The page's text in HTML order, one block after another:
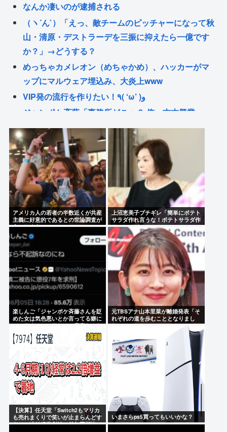
なんか凄いのが逮捕される
（ヽ´ん`）「えっ、敵チームのピッチャーになって秋
山・清原・デストラーデを三振に抑えたら一億です
か？」→どうする？
めっちゃカメレオン（めちゃかめ）、ハッカーがマ
ップにマルウェア埋込み、大炎上www
VIP発の流行を作りたい！٩( ‘ω’ )و
ジャンポケ斉藤「事務所どこぉ？ 俺、吉本興業
www」
伝説的ホラーコメディ『バタリアン』 BS-TBSで8月
16日放送
あのちゃんのアップグレードに応募した男の子www
ジャンポケ斉藤の懲役7年っていくらなんでも重すぎ
ね？
Powered by livedoor 相互RSS
アメリカ人の若者の半数近くが共産
主義に好意的であるとの世論調査が
出てしまう
上沼恵美子ブチギレ「簡単にポテト
サラダ作れ言うな！ポテトサラダ作
りてしんどいんやで！ 」
楽しんご「ジャンポケ斉藤さんを貶
めた女は気色悪いとか言ってる癖に
フェラするとか口だけは素直なんだ
な！週刊誌から金もらってるだろ」
元TBSアナ山本里菜が離婚発表「そ
れぞれの道を歩むこととなりまし
た」
【決算】任天堂「Switch2もマリカ
も売れまくりで笑いが止まらんどす
え！」連結経常利益は前年同期比
いまさらps5買ってもいいかな？